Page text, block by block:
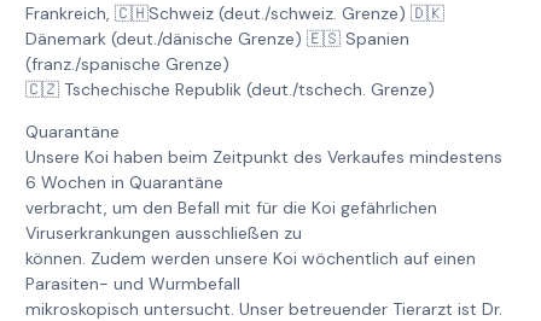
Frankreich, 🇨🇭Schweiz (deut./schweiz. Grenze) 🇩🇰
Dänemark (deut./dänische Grenze) 🇪🇸 Spanien
(franz./spanische Grenze)
🇨🇿 Tschechische Republik (deut./tschech. Grenze)
Quarantäne
Unsere Koi haben beim Zeitpunkt des Verkaufes mindestens
6 Wochen in Quarantäne
verbracht, um den Befall mit für die Koi gefährlichen
Viruserkrankungen ausschließen zu
können. Zudem werden unsere Koi wöchentlich auf einen
Parasiten- und Wurmbefall
mikroskopisch untersucht. Unser betreuender Tierarzt ist Dr.